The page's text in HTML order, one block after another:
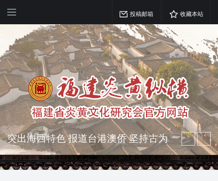
投稿邮箱 收藏本站
弘扬优秀文化 振奋民族精神 介绍民族
瑰宝 宣传中华精英
突出海西特色 报道台港澳侨 坚持古为